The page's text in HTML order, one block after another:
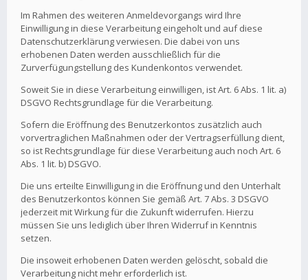
Im Rahmen des weiteren Anmeldevorgangs wird Ihre
Einwilligung in diese Verarbeitung eingeholt und auf diese
Datenschutzerklärung verwiesen. Die dabei von uns
erhobenen Daten werden ausschließlich für die
Zurverfügungstellung des Kundenkontos verwendet.
Soweit Sie in diese Verarbeitung einwilligen, ist Art. 6 Abs. 1 lit. a)
DSGVO Rechtsgrundlage für die Verarbeitung.
Sofern die Eröffnung des Benutzerkontos zusätzlich auch
vorvertraglichen Maßnahmen oder der Vertragserfüllung dient,
so ist Rechtsgrundlage für diese Verarbeitung auch noch Art. 6
Abs. 1 lit. b) DSGVO.
Die uns erteilte Einwilligung in die Eröffnung und den Unterhalt
des Benutzerkontos können Sie gemäß Art. 7 Abs. 3 DSGVO
jederzeit mit Wirkung für die Zukunft widerrufen. Hierzu
müssen Sie uns lediglich über Ihren Widerruf in Kenntnis
setzen.
Die insoweit erhobenen Daten werden gelöscht, sobald die
Verarbeitung nicht mehr erforderlich ist.